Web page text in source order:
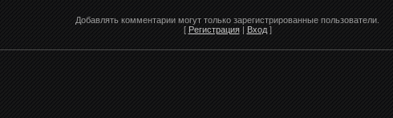
Добавлять комментарии могут только зарегистрированные пользователи.
[ Регистрация| Вход]